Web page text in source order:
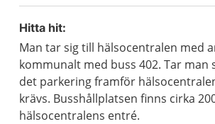
Hitta hit:
Man tar sig till hälsocentralen med
kommunalt med buss 402. Tar man
det parkering framför
krävs. Busshållplatsen finns cirka
hälsocentralens entré.